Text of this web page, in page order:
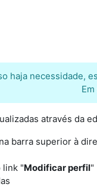
haja necessidade,
através da
barra superior à
link "Modificar perfil"